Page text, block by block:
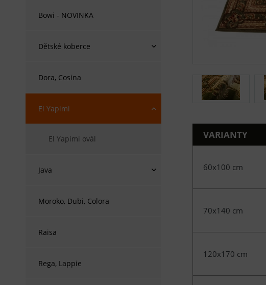
Bowi - NOVINKA
Dětské koberce
Dora, Cosina
El Yapimi
El Yapimi ovál
Java
Moroko, Dubi, Colora
Raisa
Rega, Lappie
VARIANTY
60x100 cm
70x140 cm
120x170 cm